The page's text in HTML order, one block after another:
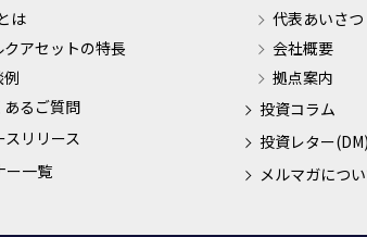
は
クアセットの特長
あるご質問
スリリース
ー一覧
代表あいさつ
会社概要
拠点案内
投資コラム
投資レター
メルマガにつ